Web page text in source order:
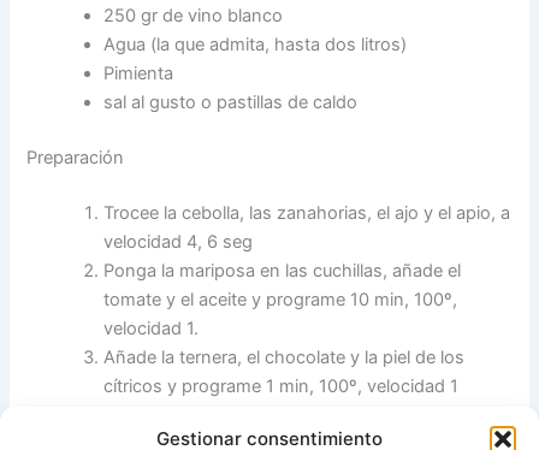
Gestionar consentimiento
250 gr de vino blanco
Agua (la que admita, hasta dos litros)
Pimienta
sal al gusto o pastillas de caldo
Preparación
Trocee la cebolla, las zanahorias, el ajo y el apio, a
velocidad 4, 6 seg
Ponga la mariposa en las cuchillas, añade el
tomate y el aceite y programe 10 min, 100º,
velocidad 1.
Añade la ternera, el chocolate y la piel de los
cítricos y programe 1 min, 100º, velocidad 1
60 min, varoma, velocidad 1. (Puedes aprovechar